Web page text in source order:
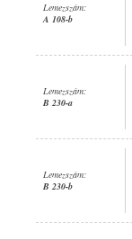
Lemezszám:
A 108-b
Lemezszám:
B 230-a
Lemezszám:
B 230-b